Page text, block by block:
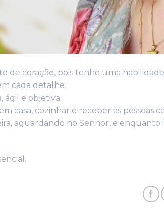
de coração, pois tenho uma
cada detalhe.
ágil e objetiva.
casa, cozinhar e receber as pessoas
aguardando no Senhor, e